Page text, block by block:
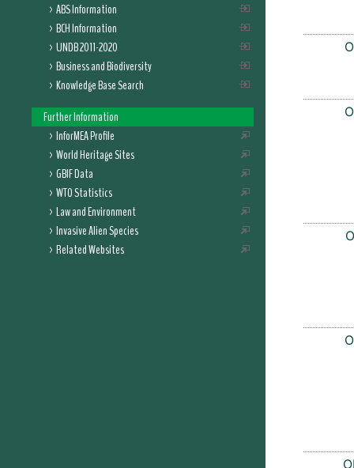
ABS Information
BCH Information
UNDB 2011-2020
Business and Biodiversity
Knowledge Base Search
Further Information
InforMEA Profile
World Heritage Sites
GBIF Data
WTO Statistics
Law and Environment
Invasive Alien Species
Related Websites